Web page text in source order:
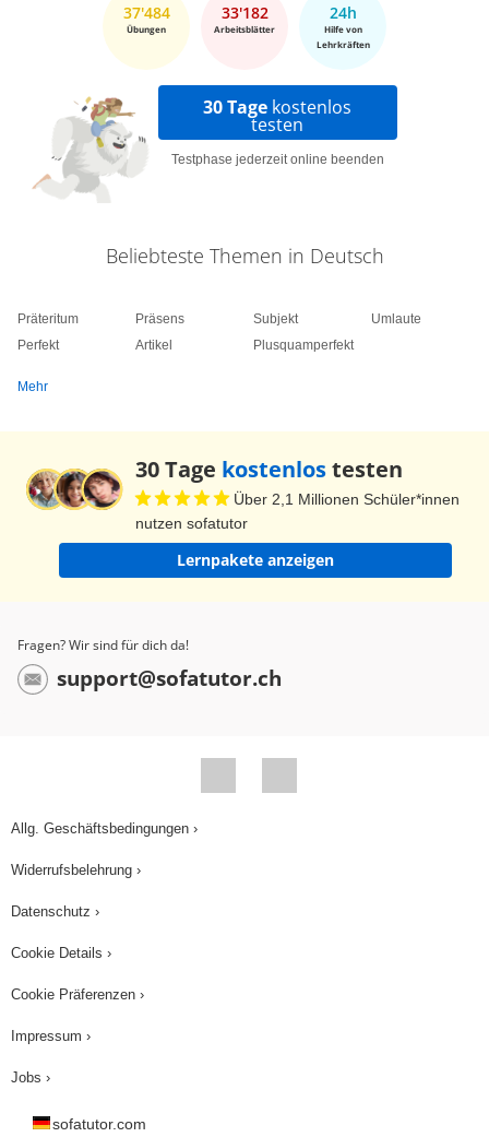
37'484
Übungen
33'182
Arbeitsblätter
24h
Hilfe von
Lehrkräften
30 Tage kostenlos
testen
Testphase jederzeit online beenden
Beliebteste Themen in Deutsch
Präteritum
Perfekt
Präsens
Artikel
Subjekt
Plusquamperfekt
Umlaute
Mehr
30 Tage kostenlostesten
Über 2,1 Millionen Schüler*innen
nutzen sofatutor
Lernpakete anzeigen
Fragen? Wir sind für dich da!
support@sofatutor.ch
Allg. Geschäftsbedingungen ›
Widerrufsbelehrung ›
Datenschutz ›
Cookie Details ›
Cookie Präferenzen ›
Impressum ›
Jobs ›
sofatutor.com